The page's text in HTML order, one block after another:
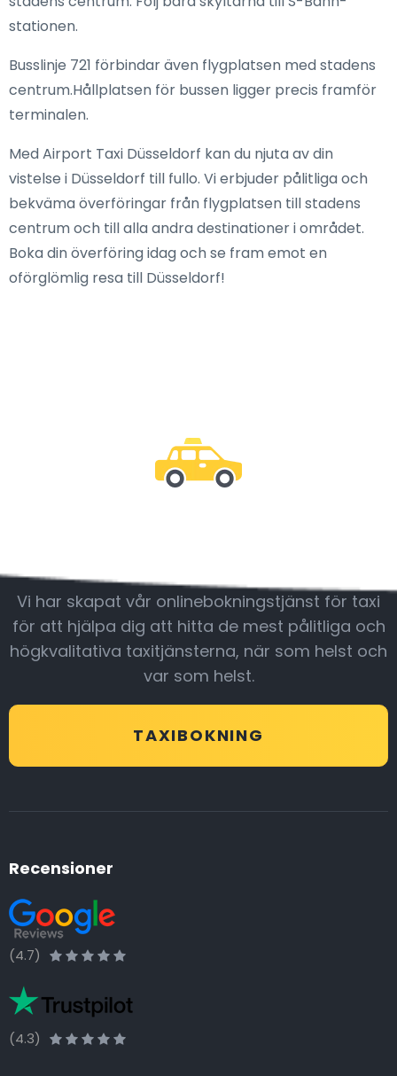
stationen.
Busslinje 721 förbindar även flygplatsen med stadens
centrum.Hållplatsen för bussen ligger precis framför
terminalen.
Med Airport Taxi Düsseldorf kan du njuta av din
vistelse i Düsseldorf till fullo. Vi erbjuder pålitliga och
bekväma överföringar från flygplatsen till stadens
centrum och till alla andra destinationer i området.
Boka din överföring idag och se fram emot en
oförglömlig resa till Düsseldorf!
Vi har skapat vår onlinebokningstjänst för taxi
för att hjälpa dig att hitta de mest pålitliga och
högkvalitativa taxitjänsterna, när som helst och
var som helst.
TAXIBOKNING
Recensioner
(4.7)
(4.3)